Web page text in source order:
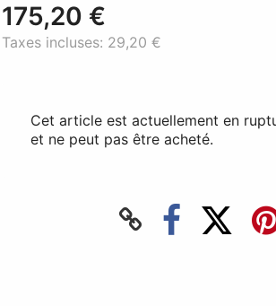
175,20 €
Taxes incluses: 29,20 €
Cet article est actuellement en
et ne peut pas être acheté.